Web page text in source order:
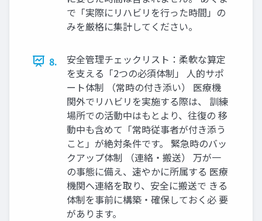
で「実際にリハビリを行った時間」の
みを厳格に集計してください。
8.
安全管理チェックリスト：柔軟な算定
を支える「2つの必須体制」 人的サポ
ート体制 （常時の付き添い） 医療機
関外でリハビリを実施する際は、 訓練
場所での活動中はもとより、往復の 移
動中も含めて「常時従事者が付き添う
こと」が絶対条件です。 緊急時のバッ
クアップ体制 （連絡・搬送） 万が一
の事態に備え、速やかに所属する 医療
機関へ連絡を取り、安全に搬送で きる
体制を事前に構築・確保しておく必 要
があります。